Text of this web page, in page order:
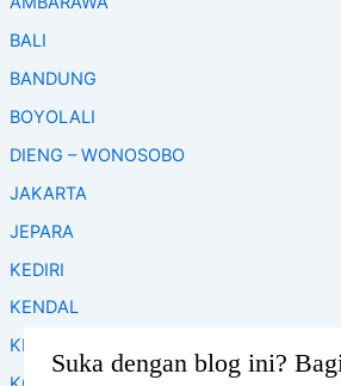
h
f
r
:
BALI
BANDUNG
BOYOLALI
DIENG – WONOSOBO
JAKARTA
JEPARA
KEDIRI
KENDAL
KLATEN
Suka dengan blog ini?
Set Youtube Channel ID